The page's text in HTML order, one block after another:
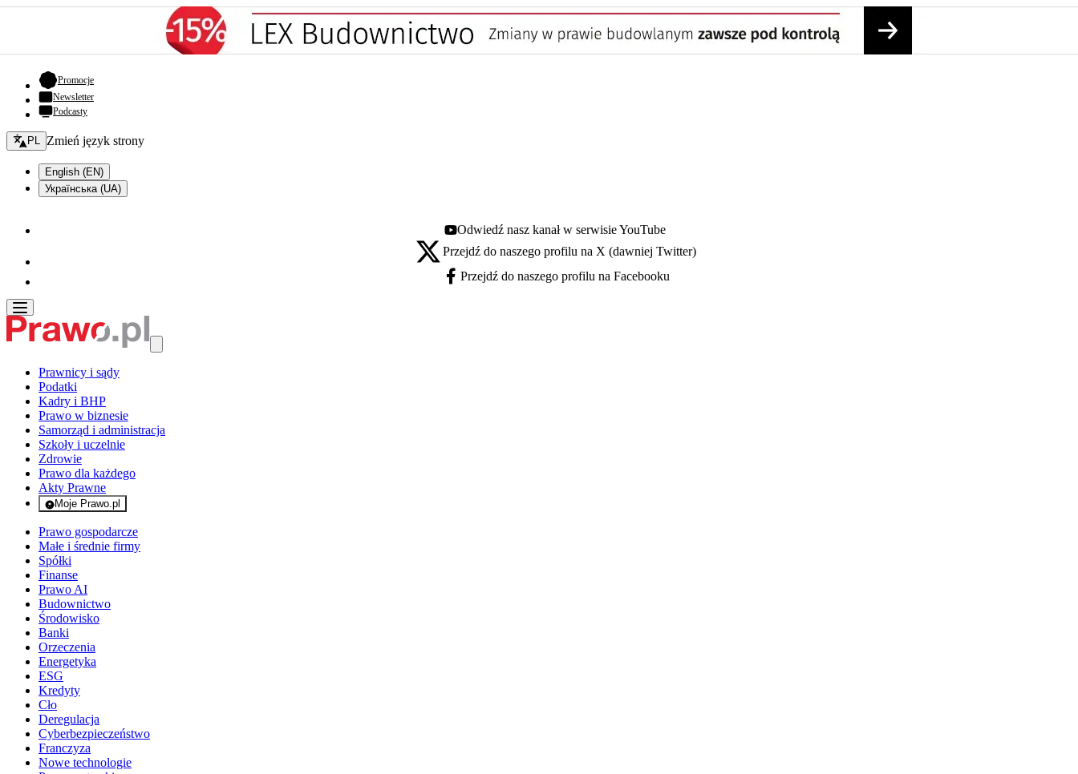
Promocje- otwiera się w nowej karcie
Newsletter
Podcasty
Zmień język - bieżący:
PL Zmień język strony
English (EN)
Українська (UA)
Youtube - otwiera się w nowej karcie
Odwiedź nasz kanał w serwisie YouTube
X - otwiera się w nowej karcie
Przejdź do naszego profilu na X (dawniej Twitter)
Facebook - otwiera się w nowej karcie
Przejdź do naszego profilu na Facebooku
Prawnicy i sądy
Podatki
Kadry i BHP
Prawo w biznesie
Samorząd i administracja
Szkoły i uczelnie
Zdrowie
Prawo dla każdego
Akty Prawne
Moje Prawo.pl
- rejestracja i logowanie do serwisu
Prawo gospodarcze
Małe i średnie firmy
Spółki
Finanse
Prawo AI
Budownictwo
Środowisko
Banki
Orzeczenia
Energetyka
ESG
Kredyty
Cło
Deregulacja
Cyberbezpieczeństwo
Franczyza
Nowe technologie